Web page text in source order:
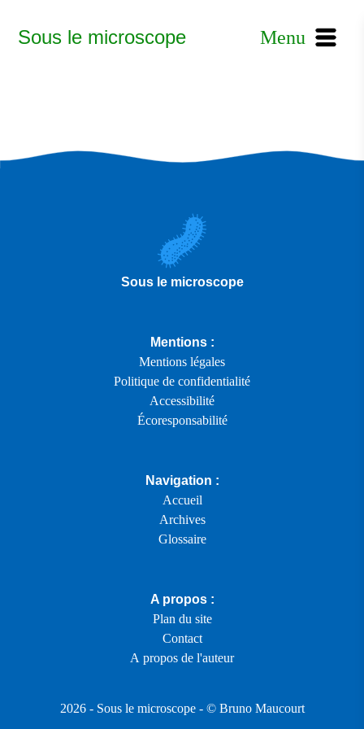
Sous le microscope Menu
Sous le microscope
Navigation :
Accueil
Archives
Glossaire
A propos :
Plan du site
Contact
A propos de l'auteur
Mentions :
Mentions légales
Politique de confidentialité
Accessibilité
Écoresponsabilité
2026 - Sous le microscope- © Bruno Maucourt